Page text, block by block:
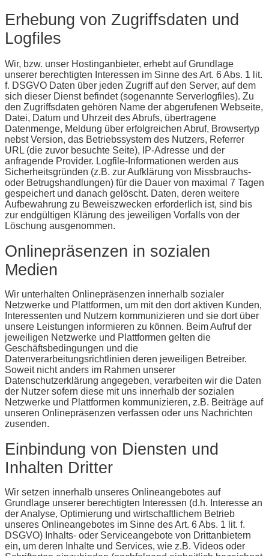
Erhebung von Zugriffsdaten und
Logfiles
Wir, bzw. unser Hostinganbieter, erhebt auf Grundlage
unserer berechtigten Interessen im Sinne des Art. 6 Abs. 1 lit.
f. DSGVO Daten über jeden Zugriff auf den Server, auf dem
sich dieser Dienst befindet (sogenannte Serverlogfiles). Zu
den Zugriffsdaten gehören Name der abgerufenen Webseite,
Datei, Datum und Uhrzeit des Abrufs, übertragene
Datenmenge, Meldung über erfolgreichen Abruf, Browsertyp
nebst Version, das Betriebssystem des Nutzers, Referrer
URL (die zuvor besuchte Seite), IP-Adresse und der
anfragende Provider. Logfile-Informationen werden aus
Sicherheitsgründen (z.B. zur Aufklärung von Missbrauchs-
oder Betrugshandlungen) für die Dauer von maximal 7 Tagen
gespeichert und danach gelöscht. Daten, deren weitere
Aufbewahrung zu Beweiszwecken erforderlich ist, sind bis
zur endgültigen Klärung des jeweiligen Vorfalls von der
Löschung ausgenommen.
Onlinepräsenzen in sozialen
Medien
Wir unterhalten Onlinepräsenzen innerhalb sozialer
Netzwerke und Plattformen, um mit den dort aktiven Kunden,
Interessenten und Nutzern kommunizieren und sie dort über
unsere Leistungen informieren zu können. Beim Aufruf der
jeweiligen Netzwerke und Plattformen gelten die
Geschäftsbedingungen und die
Datenverarbeitungsrichtlinien deren jeweiligen Betreiber.
Soweit nicht anders im Rahmen unserer
Datenschutzerklärung angegeben, verarbeiten wir die Daten
der Nutzer sofern diese mit uns innerhalb der sozialen
Netzwerke und Plattformen kommunizieren, z.B. Beiträge auf
unseren Onlinepräsenzen verfassen oder uns Nachrichten
zusenden.
Einbindung von Diensten und
Inhalten Dritter
Wir setzen innerhalb unseres Onlineangebotes auf
Grundlage unserer berechtigten Interessen (d.h. Interesse an
der Analyse, Optimierung und wirtschaftlichem Betrieb
unseres Onlineangebotes im Sinne des Art. 6 Abs. 1 lit. f.
DSGVO) Inhalts- oder Serviceangebote von Drittanbietern
ein, um deren Inhalte und Services, wie z.B. Videos oder